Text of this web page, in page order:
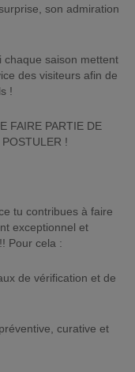
son admiration
chaque saison mettent
des visiteurs afin de
!
FAIRE PARTIE DE
!
tu contribues à faire
exceptionnel et
Pour cela :
de vérification et de
curative et